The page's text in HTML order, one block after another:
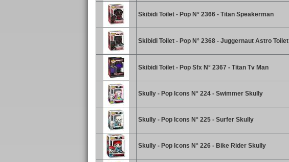
Skibidi Toilet - Pop N° 2366 - Titan Speakerman
Skibidi Toilet - Pop N° 2368 - Juggernaut Astro Toilet
Skibidi Toilet - Pop Sfx N° 2367 - Titan Tv Man
Skully - Pop Icons N° 224 - Swimmer Skully
Skully - Pop Icons N° 225 - Surfer Skully
Skully - Pop Icons N° 226 - Bike Rider Skully